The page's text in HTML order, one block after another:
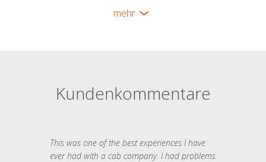
mehr
Kundenkommentare
This was one of the best experiences I have
ever had with a cab company. I had problems